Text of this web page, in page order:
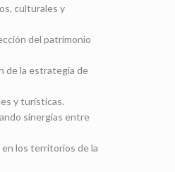
culturales y
del patrimonio
de la estrategia de
y turísticas.
sinergias entre
los territorios de la